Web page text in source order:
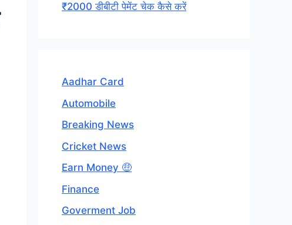
₹2000 डीबीटी पेमेंट चेक कैसे करें
Aadhar Card
Automobile
Breaking News
Cricket News
Earn Money 🤑
Finance
Goverment Job